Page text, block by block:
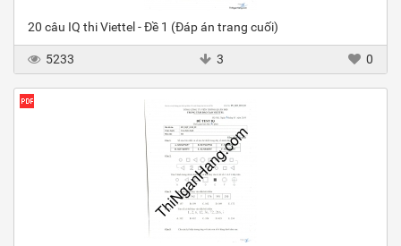
20 câu IQ thi Viettel - Đề 1 (Đáp án trang cuối)
5233 3 0